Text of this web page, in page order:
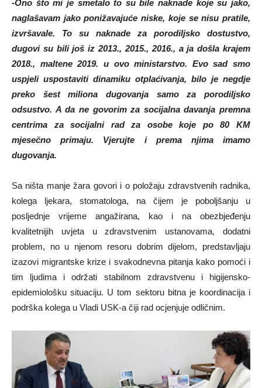
-Ono što mi je smetalo to su bile naknade koje su jako,
naglašavam jako ponižavajuće niske, koje se nisu pratile,
izvršavale. To su naknade za porodiljsko dostustvo,
dugovi su bili još iz 2013., 2015., 2016., a ja došla krajem
2018., maltene 2019. u ovo ministarstvo. Evo sad smo
uspjeli uspostaviti dinamiku otplaćivanja, bilo je negdje
preko šest miliona dugovanja samo za porodiljsko
odsustvo. A da ne govorim za socijalna davanja premna
centrima za socijalni rad za osobe koje po 80 KM
mjesečno primaju. Vjerujte i prema njima imamo
dugovanja.
Sa ništa manje žara govori i o položaju zdravstvenih radnika,
kolega ljekara, stomatologa, na čijem je poboljšanju u
posljednje vrijeme angažirana, kao i na obezbjeđenju
kvalitetnijih uvjeta u zdravstvenim ustanovama, dodatni
problem, no u njenom resoru dobrim dijelom, predstavljaju
izazovi migrantske krize i svakodnevna pitanja kako pomoći i
tim ljudima i održati stabilnom zdravstvenu i higijensko-
epidemiološku situaciju. U tom sektoru bitna je koordinacija i
podrška kolega u Vladi USK-a čiji rad ocjenjuje odličnim.